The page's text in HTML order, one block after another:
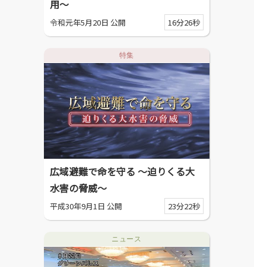
用～
令和元年5月20日 公開 16分26秒
特集
広域避難で命を守る ～迫りくる大
水害の脅威～
平成30年9月1日 公開 23分22秒
ニュース